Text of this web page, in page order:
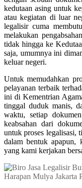
kedutaan asing untuk
atau kegiatan di luar
legalisir cuma
melakukan
tidak hingga ke
saja, umumnya ini
keluar negeri.
Untuk memudahkan
pelayanan terbaik
ini di Kementrian
tinggal duduk manis,
waktu, setiap
keabsahan dari
untuk proses legalisasi,
dalam bentuk apapun,
yang kami kerjakan